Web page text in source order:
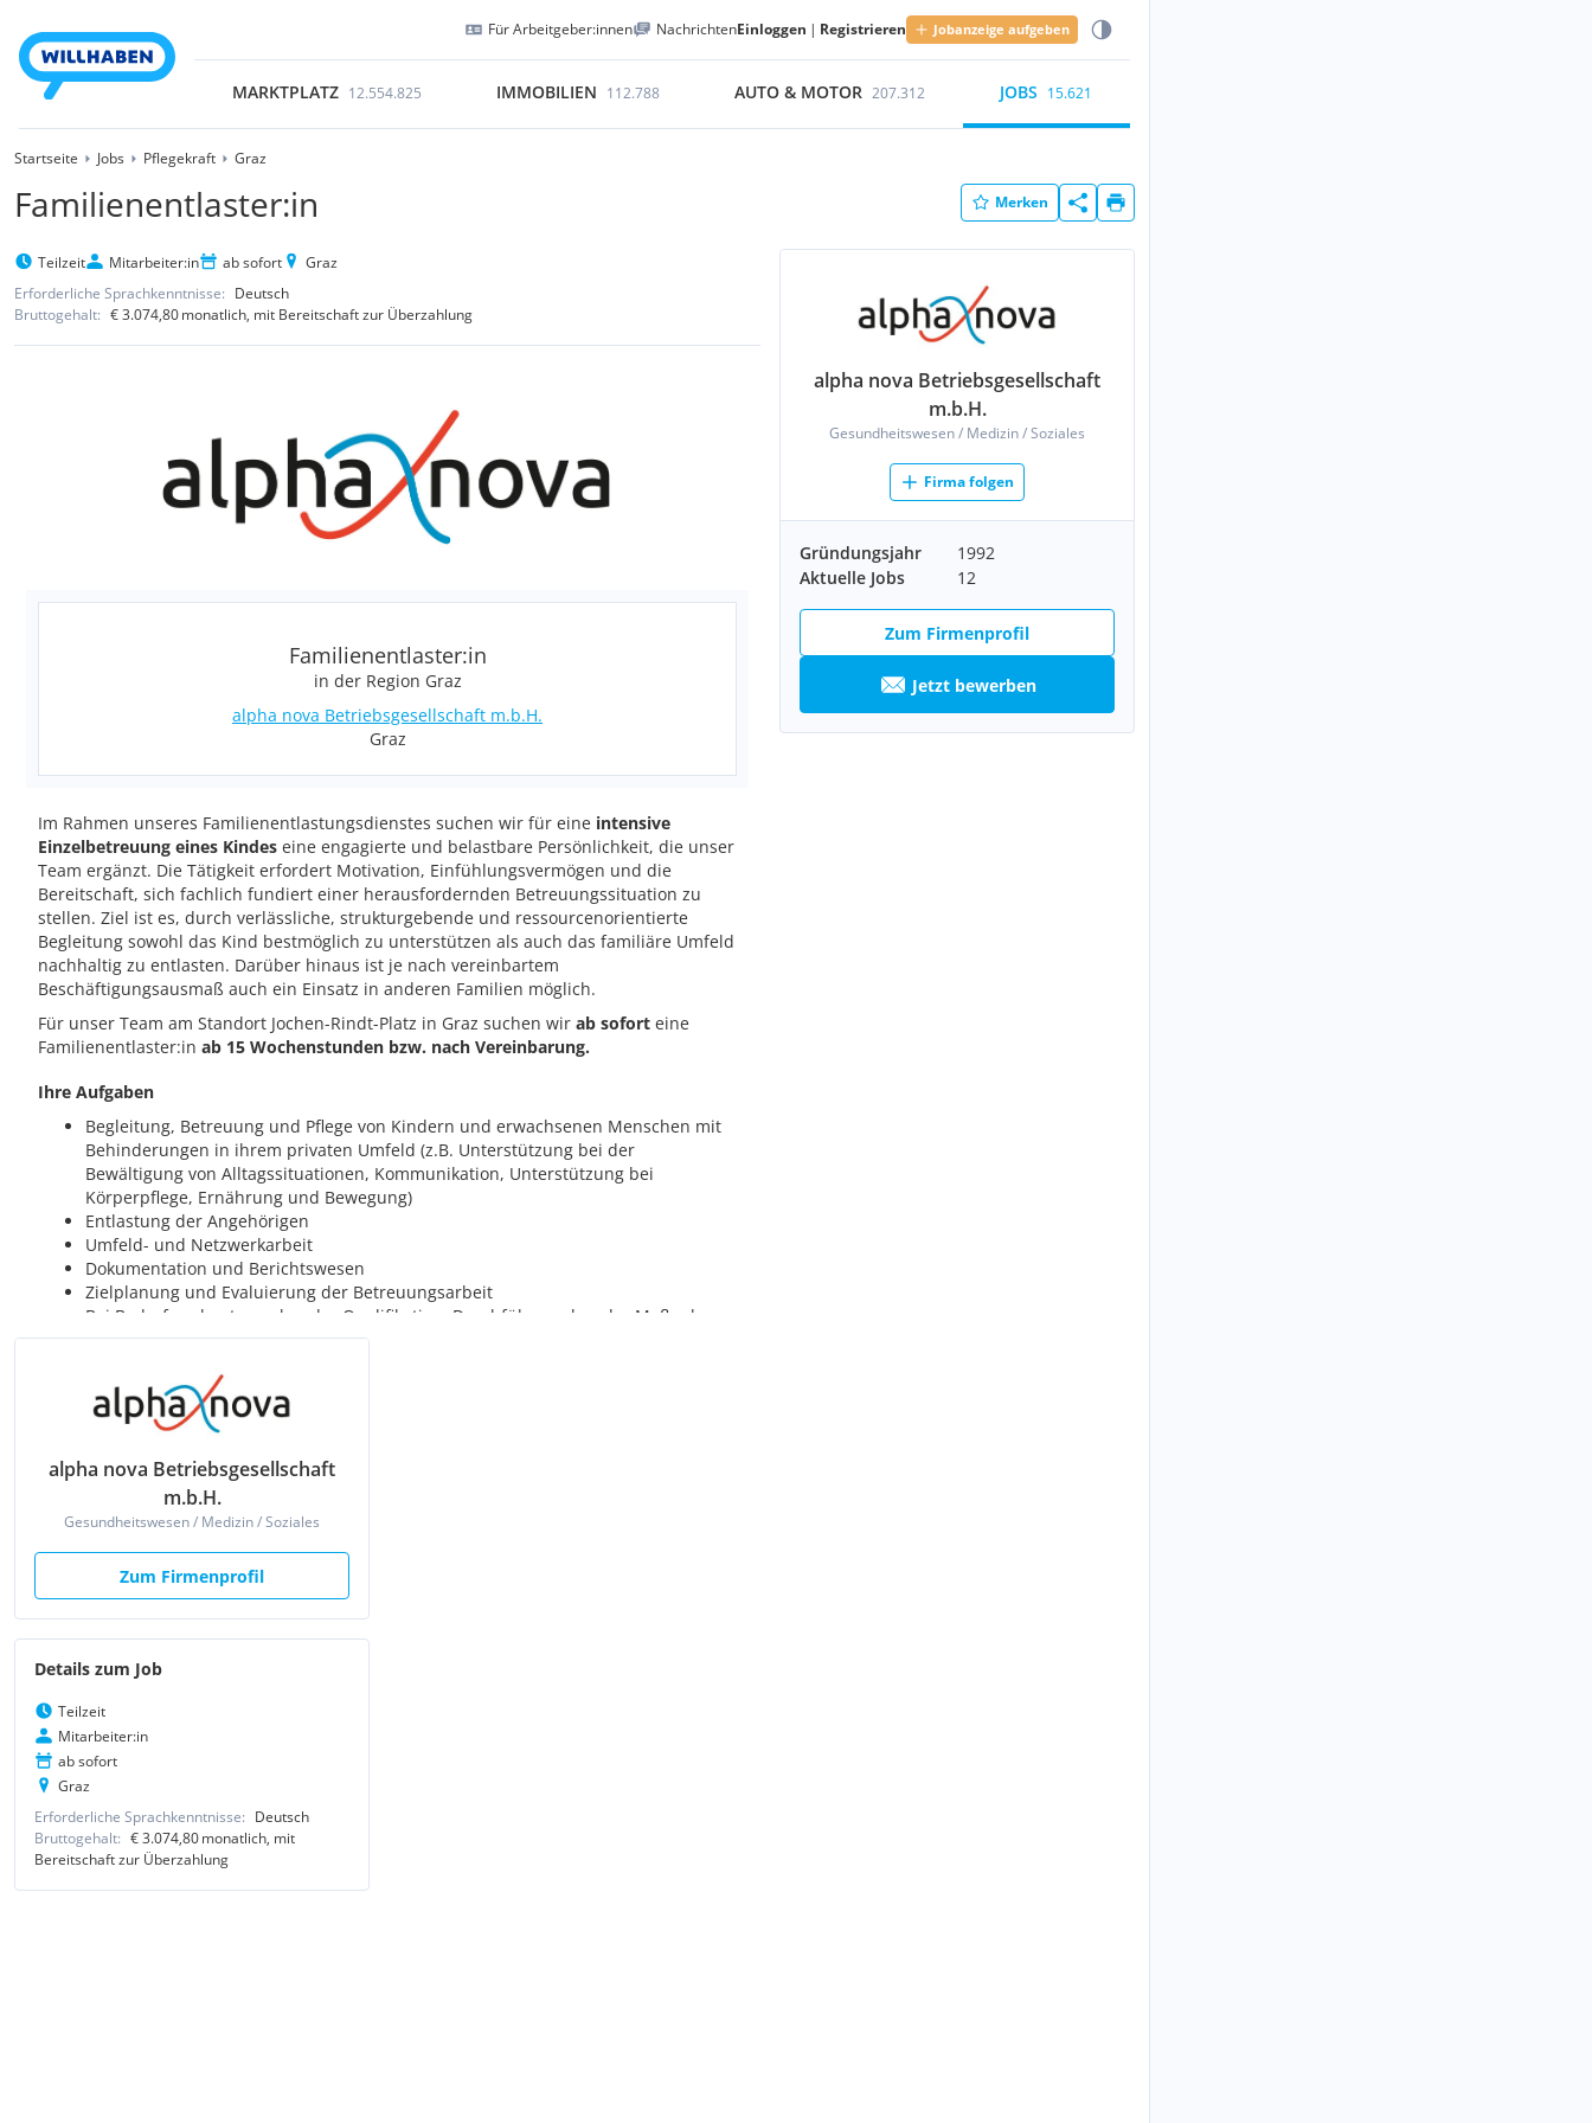
Für Arbeitgeber:innen NachrichtenEinloggen | Registrieren Jobanzeige aufgeben
MARKTPLATZ 12.554.825 IMMOBILIEN 112.788 AUTO & MOTOR 207.312 JOBS 15.621
Startseite Jobs Pflegekraft Graz
Familienentlaster:in Merken
Teilzeit Mitarbeiter:in ab sofort
Graz
Erforderliche Sprachkenntnisse: Deutsch
Bruttogehalt: € 3.074,80monatlich, mit Bereitschaft zur Überzahlung
alpha nova Betriebsgesellschaft
m.b.H.
Gesundheitswesen / Medizin / Soziales
Firma folgen
Gründungsjahr
1992
Aktuelle Jobs
12
Zum Firmenprofil
Jetzt bewerben
alpha nova Betriebsgesellschaft
m.b.H.
Gesundheitswesen / Medizin / Soziales
Zum Firmenprofil
Details zum Job
Teilzeit
Mitarbeiter:in
ab sofort
Graz
Erforderliche Sprachkenntnisse: Deutsch
Bruttogehalt: € 3.074,80monatlich, mit
Bereitschaft zur Überzahlung